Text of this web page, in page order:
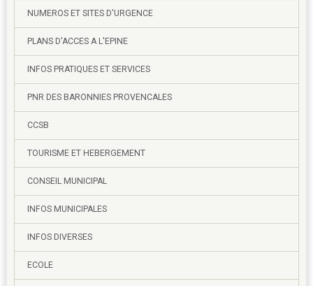
NUMEROS ET SITES D'URGENCE
PLANS D'ACCES A L'EPINE
INFOS PRATIQUES ET SERVICES
PNR DES BARONNIES PROVENCALES
CCSB
TOURISME ET HEBERGEMENT
CONSEIL MUNICIPAL
INFOS MUNICIPALES
INFOS DIVERSES
ECOLE